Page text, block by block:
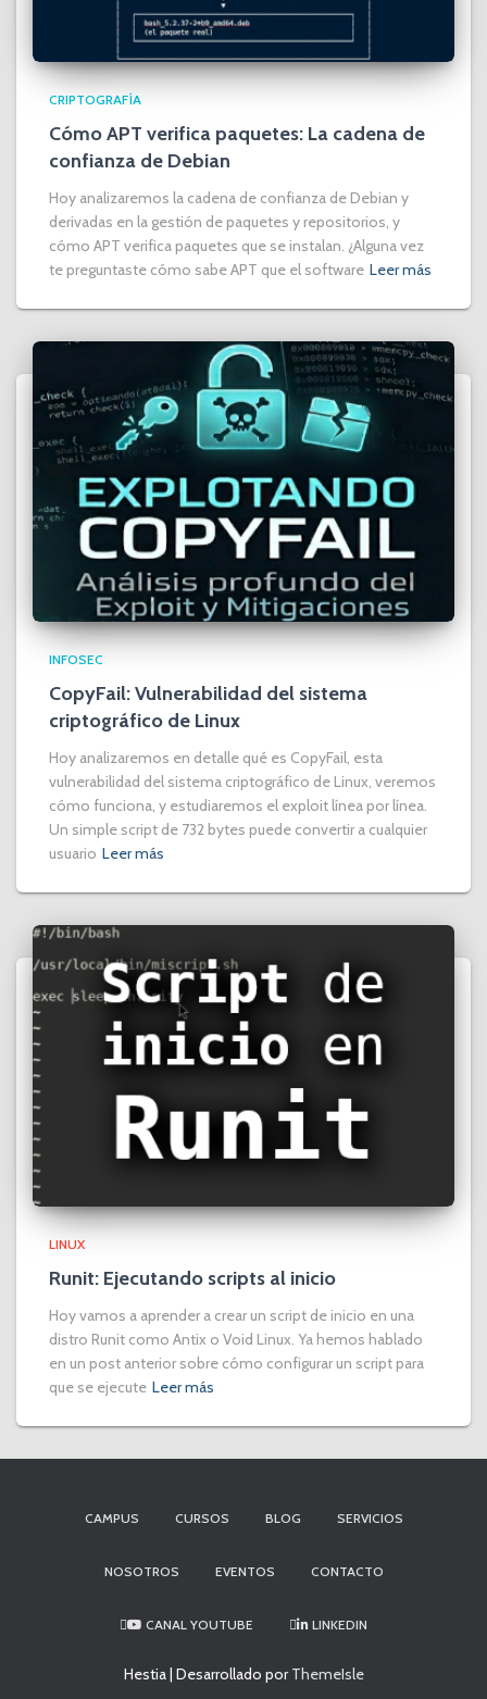
CRIPTOGRAFÍA
Cómo APT verifica paquetes: La cadena de
confianza de Debian
Hoy analizaremos la cadena de confianza de Debian y
derivadas en la gestión de paquetes y repositorios, y
cómo APT verifica paquetes que se instalan. ¿Alguna vez
te preguntaste cómo sabe APT que el software Leer más
INFOSEC
CopyFail: Vulnerabilidad del sistema
criptográfico de Linux
Hoy analizaremos en detalle qué es CopyFail, esta
vulnerabilidad del sistema criptográfico de Linux, veremos
cómo funciona, y estudiaremos el exploit línea por línea.
Un simple script de 732 bytes puede convertir a cualquier
usuario Leer más
LINUX
Runit: Ejecutando scripts al inicio
Hoy vamos a aprender a crear un script de inicio en una
distro Runit como Antix o Void Linux. Ya hemos hablado
en un post anterior sobre cómo configurar un script para
que se ejecute Leer más
CAMPUS CURSOS BLOG SERVICIOS
NOSOTROS EVENTOS CONTACTO
CANAL YOUTUBE LINKEDIN
Hestia | Desarrollado porThemeIsle